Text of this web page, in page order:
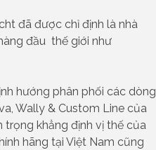
đã được chỉ định là nhà
đầu thế giới như
hướng phân phối các dòng
Wally & Custom Line của
trọng khẳng định vị thế của
hãng tại Việt Nam cũng